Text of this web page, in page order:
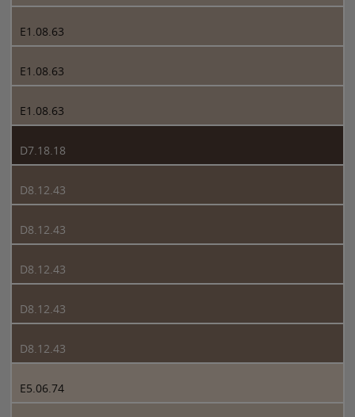
E1.08.63
E1.08.63
E1.08.63
D7.18.18
D8.12.43
D8.12.43
D8.12.43
D8.12.43
D8.12.43
E5.06.74